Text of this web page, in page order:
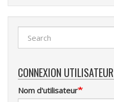
Recherche
CONNEXION UTILISATEUR
Nom d'utilisateur